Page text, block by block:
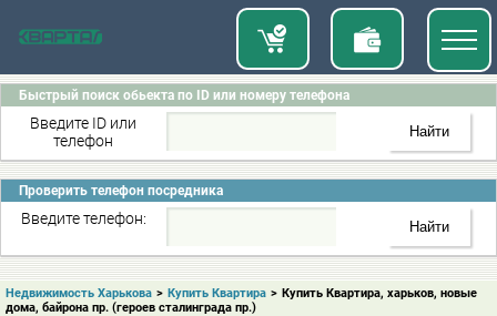
Быстрый поиск обьекта по ID или номеру телефона
Введите ID или
телефон
Проверить телефон посредника
Введите телефон:
Недвижимость Харькова > Купить Квартира > Купить Квартира, харьков, новые
дома, байрона пр. (героев сталинграда пр.)